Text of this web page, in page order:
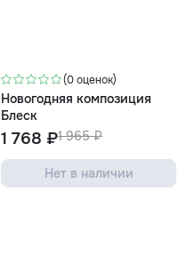
(0 оценок)
Новогодняя композиция
Блеск
1 965 ₽
1 768 ₽
Нет в наличии